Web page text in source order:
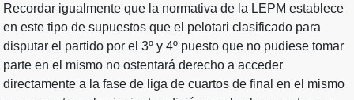
Recordar igualmente que la normativa de la LEPM establece
en este tipo de supuestos que el pelotari clasificado para
disputar el partido por el 3º y 4º puesto que no pudiese tomar
parte en el mismo no ostentará derecho a acceder
directamente a la fase de liga de cuartos de final en el mismo